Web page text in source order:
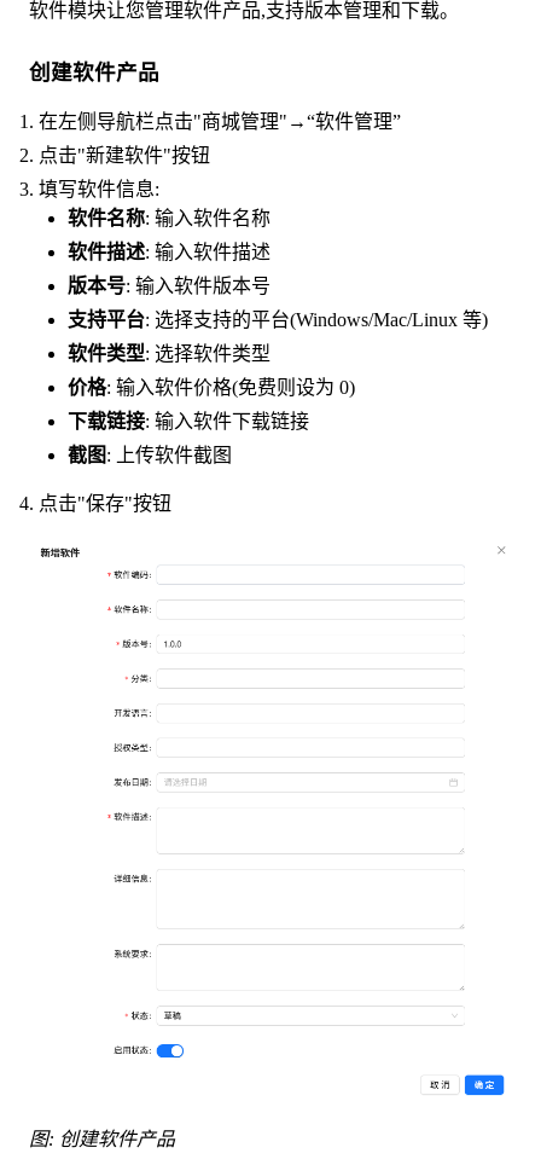
软件模块让您管理软件产品,支持版本管理和下载。
创建软件产品
在左侧导航栏点击"商城管理"→“软件管理”
点击"新建软件"按钮
填写软件信息:
软件名称: 输入软件名称
软件描述: 输入软件描述
版本号: 输入软件版本号
支持平台: 选择支持的平台(Windows/Mac/Linux 等)
软件类型: 选择软件类型
价格: 输入软件价格(免费则设为 0)
下载链接: 输入软件下载链接
截图: 上传软件截图
点击"保存"按钮
图: 创建软件产品